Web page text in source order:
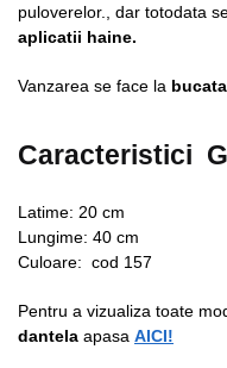
puloverelor., dar totodata
aplicatii haine.
Vanzarea se face la bucata
Caracteristici
Latime: 20 cm
Lungime: 40 cm
Culoare: cod 157
Pentru a vizualiza toate
dantela apasa AICI!